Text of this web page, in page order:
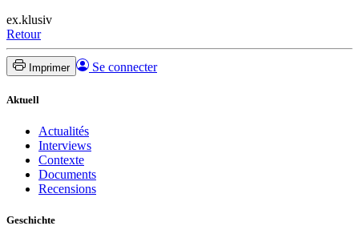
ex.klusiv
Retour
Imprimer Se connecter
Aktuell
Actualités
Interviews
Contexte
Documents
Recensions
Geschichte